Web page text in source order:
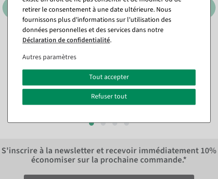
Papier cadeau double face à
pois & à rayures d&#039;un
Disponible immédiatement
47,54 € 23,74 €
S'inscrire à la newsletter et recevoir immédiatement 10%
économiser sur la prochaine commande.*
retirer le consentement à une date ultérieure. Nous
fournissons plus d'informations sur l'utilisation des
données personnelles et des services dans notre
Déclaration de confidentialité.
Autres paramètres
Tout accepter
Refuser tout